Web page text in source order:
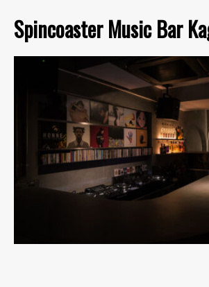
Spincoaster Music Bar